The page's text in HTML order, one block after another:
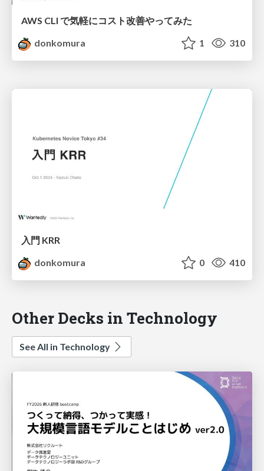
AWS CLI で気軽にコスト改善やってみた
donkomura
1 310
入門 KRR
donkomura
0 410
Other Decks in Technology
See All in Technology